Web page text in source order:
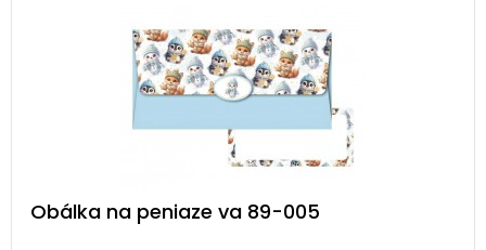
Obálka na peniaze va 89-005